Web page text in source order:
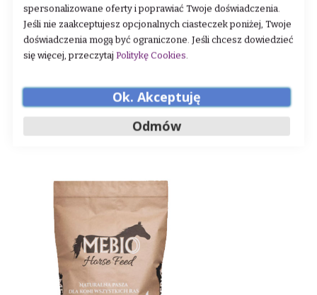
spersonalizowane oferty i poprawiać Twoje doświadczenia.
Jeśli nie zaakceptujesz opcjonalnych ciasteczek poniżej, Twoje
doświadczenia mogą być ograniczone. Jeśli chcesz dowiedzieć
się więcej, przeczytaj Politykę Cookies.
Ok. Akceptuję
Odmów